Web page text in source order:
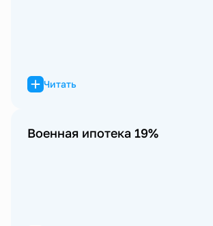
Читать
Военная ипотека 19%